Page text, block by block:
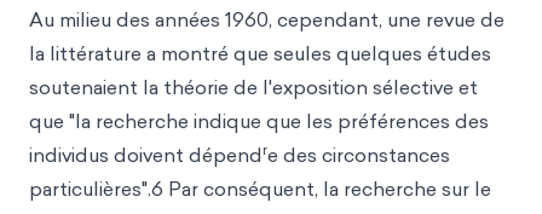
Au milieu des années 1960, cependant, une revue de
la littérature a montré que seules quelques études
soutenaient la théorie de l'exposition sélective et
que "la recherche indique que les préférences des
individus doivent dépendre des circonstances
particulières".6 Par conséquent, la recherche sur le